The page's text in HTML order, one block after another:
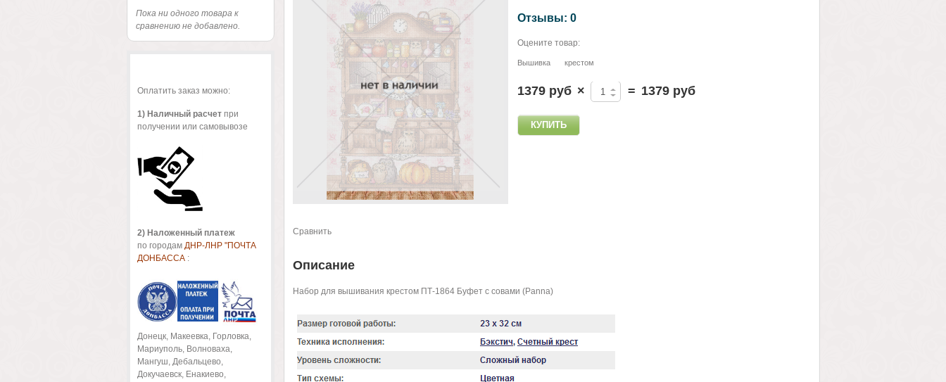
Отзывы: 0
Оцените товар:
Вышивка крестом
1379 руб × = 1379 руб
Сравнить
Описание
Набор для вышивания крестом ПТ-1864 Буфет с совами (Panna)
Пока ни одного товара к
сравнению не добавлено.
Оплатить заказ можно:
1) Наличный расчетпри
получении или самовывозе
2) Наложенный платеж
по городам ДНР-ЛНР "ПОЧТА
ДОНБАССА:
Донецк, Макеевка, Горловка,
Мариуполь, Волноваха,
Мангуш, Дебальцево,
Докучаевск, Енакиево,